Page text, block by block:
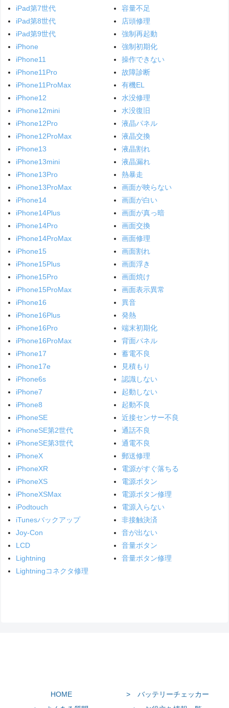
iPad第7世代
iPad第8世代
iPad第9世代
iPhone
iPhone11
iPhone11Pro
iPhone11ProMax
iPhone12
iPhone12mini
iPhone12Pro
iPhone12ProMax
iPhone13
iPhone13mini
iPhone13Pro
iPhone13ProMax
iPhone14
iPhone14Plus
iPhone14Pro
iPhone14ProMax
iPhone15
iPhone15Plus
iPhone15Pro
iPhone15ProMax
iPhone16
iPhone16Plus
iPhone16Pro
iPhone16ProMax
iPhone17
iPhone17e
iPhone6s
iPhone7
iPhone8
iPhoneSE
iPhoneSE第2世代
iPhoneSE第3世代
iPhoneX
iPhoneXR
iPhoneXS
iPhoneXSMax
iPodtouch
iTunesバックアップ
Joy-Con
LCD
Lightning
Lightningコネクタ修理
容量不足
店頭修理
強制再起動
強制初期化
操作できない
故障診断
有機EL
水没修理
水没復旧
液晶パネル
液晶交換
液晶割れ
液晶漏れ
熱暴走
画面が映らない
画面が白い
画面が真っ暗
画面交換
画面修理
画面割れ
画面浮き
画面焼け
画面表示異常
異音
発熱
端末初期化
背面パネル
蓄電不良
見積もり
認識しない
起動しない
起動不良
近接センサー不良
通話不良
通電不良
郵送修理
電源がすぐ落ちる
電源ボタン
電源ボタン修理
電源入らない
非接触決済
音が出ない
音量ボタン
音量ボタン修理
HOME
> バッテリーチェッカー